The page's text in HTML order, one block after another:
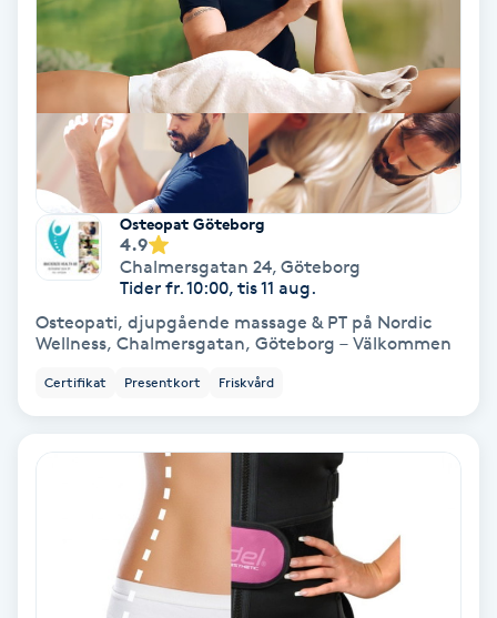
Fransförlängning
Fransförlängning Megavolym
Fransförlängning Volym
Fransk manikyr
Fransrengöring
Frekvensterapi
Friskvårdsmassage
Funktionsanalys
Osteopat Göteborg
4.9
Chalmersgatan 24, Göteborg
Tider fr. 10:00, tis 11 aug.
Osteopati, djupgående massage & PT på Nordic
Wellness, Chalmersgatan, Göteborg – Välkommen
Certifikat Presentkort Friskvård